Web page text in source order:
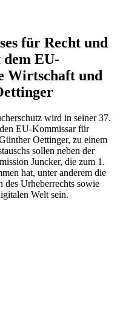
für Recht und
EU-
Wirtschaft und
wird in seiner 37.
EU-Kommissar für
Oettinger, zu einem
sollen neben der
Juncker, die zum 1.
hat, unter anderem die
des Urheberrechts sowie
Welt sein.